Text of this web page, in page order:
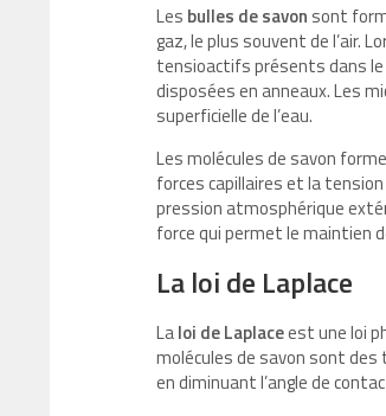
Les bulles de savon sont
gaz, le plus souvent de l’air.
tensioactifs présents dans
disposées en anneaux. Les
superficielle de l’eau.
Les molécules de savon
forces capillaires et la tension
pression atmosphérique
force qui permet le maintien
La loi de Laplace
Laloi de Laplaceest une loi
molécules de savon sont
en diminuant l’angle de